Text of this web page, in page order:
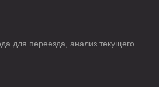
для переезда, анализ текущего